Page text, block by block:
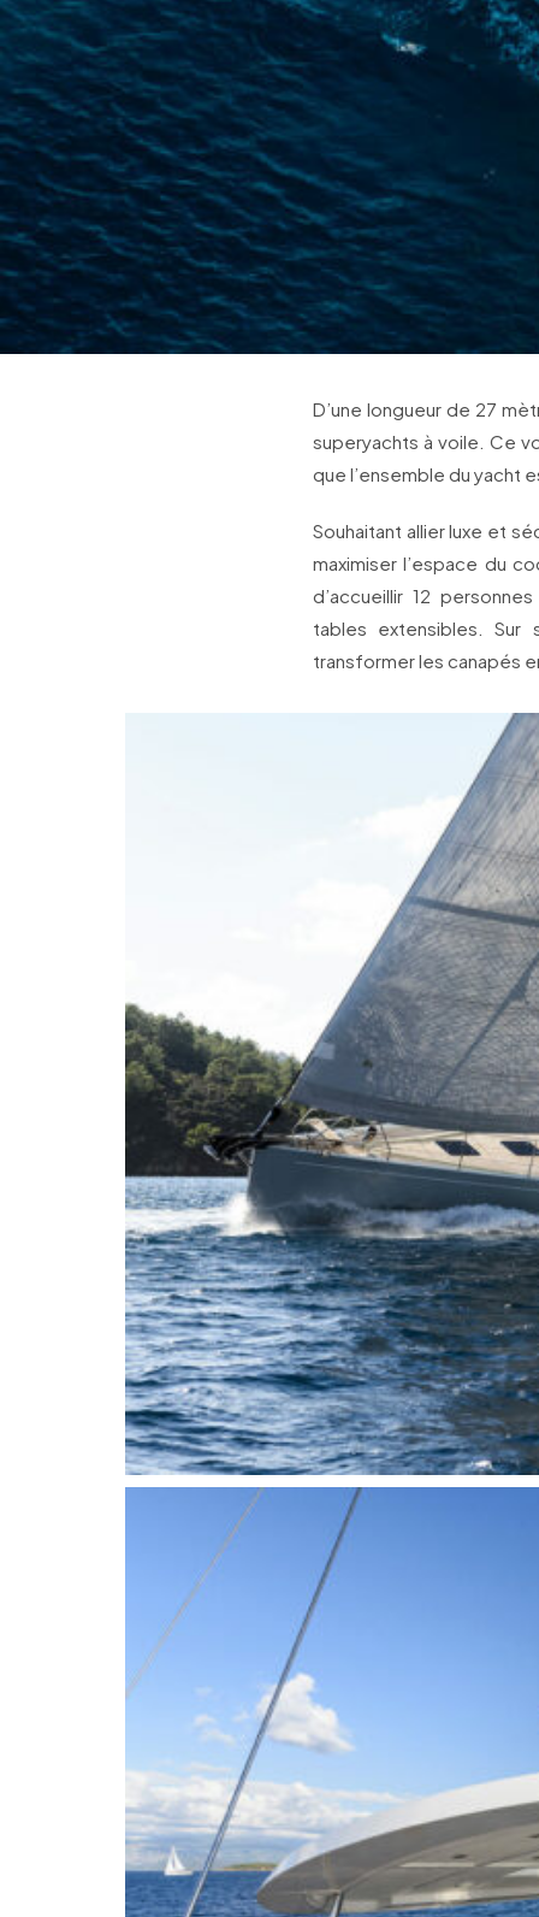
D’une longueur de 27
superyachts à voile. Ce
que l’ensemble du yacht
Souhaitant allier luxe et
maximiser l’espace du
d’accueillir 12
tables extensibles. Sur
transformer les canapés